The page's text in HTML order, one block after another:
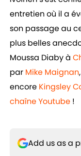
entretien où il a
son passage au
plus belles
Moussa Diaby à
par Mike Maignan,
encore Kingsley
chaîne Youtube !
Add us as a